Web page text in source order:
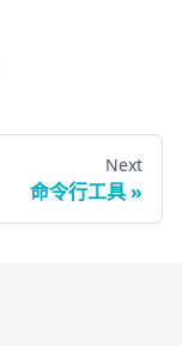
Next
命令行工具